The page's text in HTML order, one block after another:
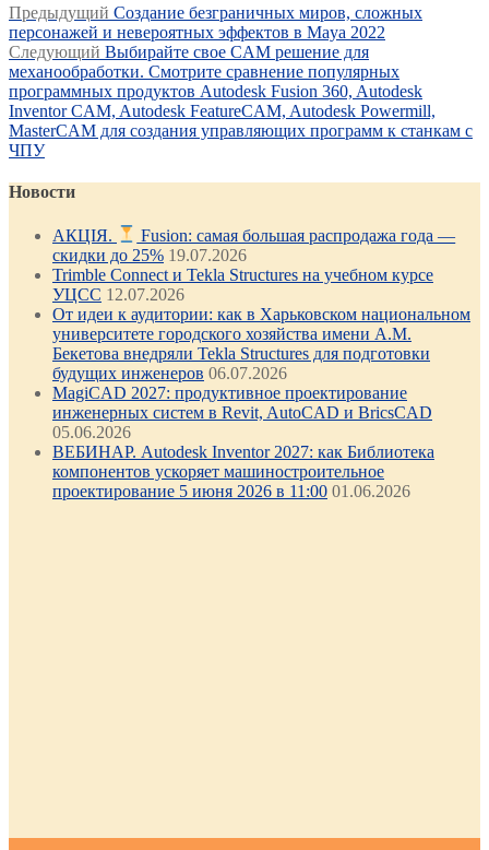
Навигация
по
записям
Предыдущий Предыдущая
запись:
Создание безграничных миров, сложных
персонажей и невероятных эффектов в Maya 2022
Следующий Следующая
запись:
Выбирайте свое CAM решение для
механообработки. Смотрите сравнение популярных
программных продуктов Autodesk Fusion 360, Autodesk
Inventor CAM, Autodesk FeatureCAM, Autodesk Powermill,
MasterCAM для создания управляющих программ к станкам с
ЧПУ
Новости
АКЦІЯ.
Fusion: самая большая распродажа года —
скидки до 25% 19.07.2026
Trimble Connect и Tekla Structures на учебном курсе
УЦСС 12.07.2026
От идеи к аудитории: как в Харьковском национальном
университете городского хозяйства имени А.М.
Бекетова внедряли Tekla Structures для подготовки
будущих инженеров 06.07.2026
MagiCAD 2027: продуктивное проектирование
инженерных систем в Revit, AutoCAD и BricsCAD
05.06.2026
ВЕБИНАР. Autodesk Inventor 2027: как Библиотека
компонентов ускоряет машиностроительное
проектирование 5 июня 2026 в 11:00 01.06.2026